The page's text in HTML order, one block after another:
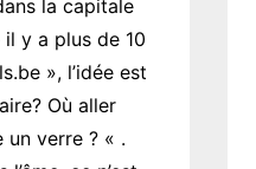
la capitale
il y a plus de 10
», l’idée est
Où aller
un verre ? « .